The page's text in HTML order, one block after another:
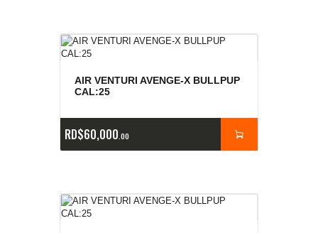
AIR VENTURI AVENGE-X BULLPUP
CAL:25
RD$60,000 00